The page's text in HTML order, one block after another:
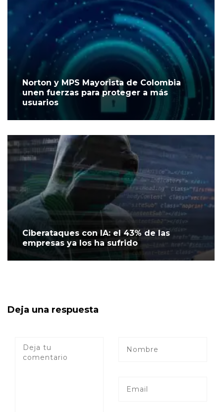
Norton y MPS Mayorista de Colombia
unen fuerzas para proteger a más
usuarios
Ciberataques con IA: el 43% de las
empresas ya los ha sufrido
Deja una respuesta